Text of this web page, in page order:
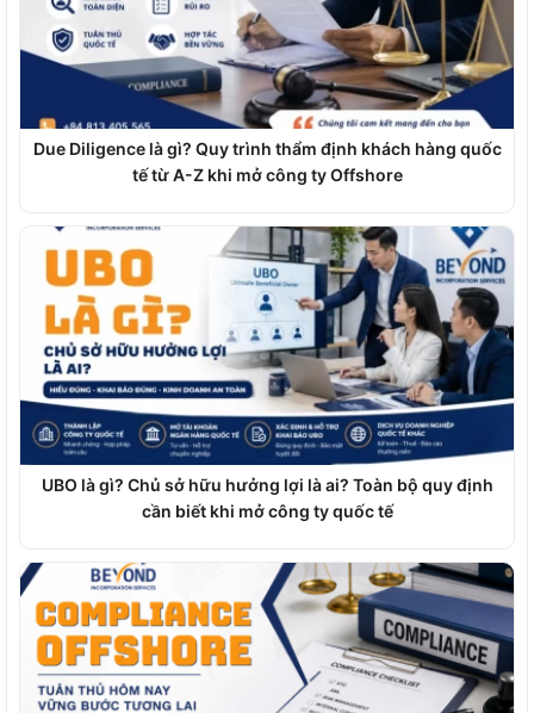
Due Diligence là gì? Quy trình thẩm định khách hàng quốc
tế từ A-Z khi mở công ty Offshore
UBO là gì? Chủ sở hữu hưởng lợi là ai? Toàn bộ quy định
cần biết khi mở công ty quốc tế